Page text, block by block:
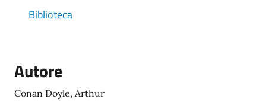
Biblioteca
Autore
Conan Doyle, Arthur